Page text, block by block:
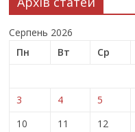
Серпень 2026
Пн
Вт Ср
3
4 5
10
11 12